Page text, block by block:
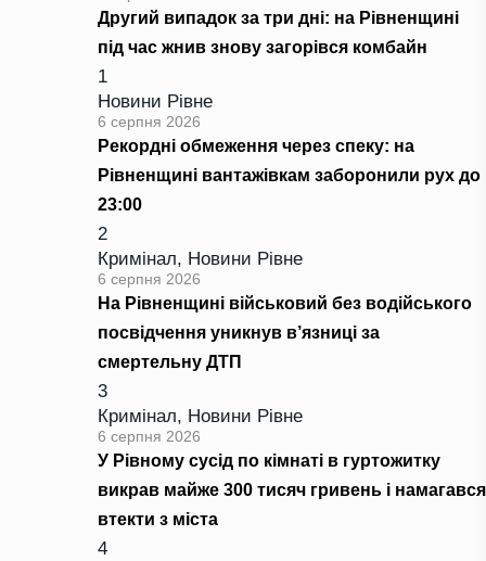
Другий випадок за три дні: на Рівненщині
під час жнив знову загорівся комбайн
1
Новини Рівне
6 серпня 2026
Рекордні обмеження через спеку: на
Рівненщині вантажівкам заборонили рух до
23:00
2
Кримінал, Новини Рівне
6 серпня 2026
На Рівненщині військовий без водійського
посвідчення уникнув в’язниці за
смертельну ДТП
3
Кримінал, Новини Рівне
6 серпня 2026
У Рівному сусід по кімнаті в гуртожитку
викрав майже 300 тисяч гривень і намагався
втекти з міста
4